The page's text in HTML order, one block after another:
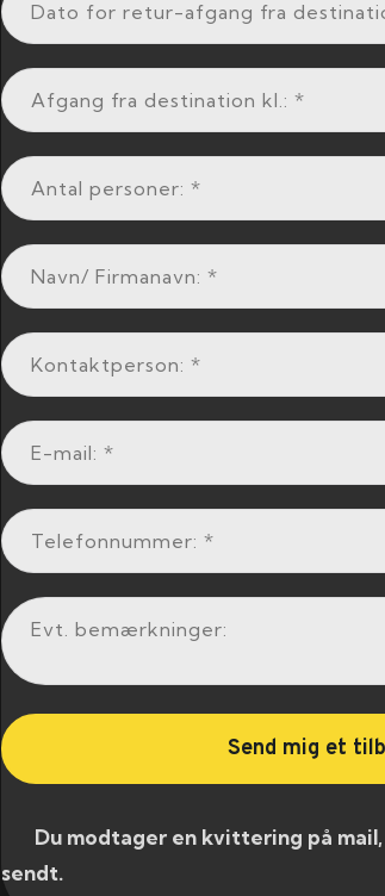
Du modtager en kvittering på
sendt.​